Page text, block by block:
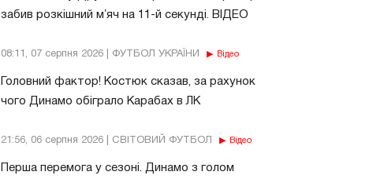
забив розкішний мʼяч на 11-й секунді. ВІДЕО
08:11, 07 серпня 2026 | ФУТБОЛ УКРАЇНИ Відео
Головний фактор! Костюк сказав, за рахунок
чого Динамо обіграло Карабах в ЛК
21:56, 06 серпня 2026 | СВІТОВИЙ ФУТБОЛ Відео
Перша перемога у сезоні. Динамо з голом